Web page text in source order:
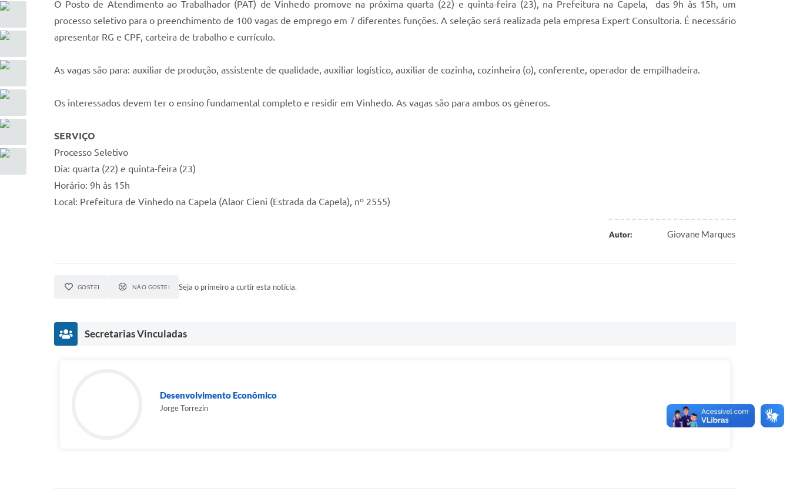
O Posto de Atendimento ao Trabalhador (PAT) de Vinhedo promove na próxima quarta (22) e quinta-feira (23), na Prefeitura na Capela, das 9h às 15h, um
processo seletivo para o preenchimento de 100 vagas de emprego em 7 diferentes funções. A seleção será realizada pela empresa Expert Consultoria. É necessário
apresentar RG e CPF, carteira de trabalho e currículo.
As vagas são para: auxiliar de produção, assistente de qualidade, auxiliar logístico, auxiliar de cozinha, cozinheira (o), conferente, operador de empilhadeira.
Os interessados devem ter o ensino fundamental completo e residir em Vinhedo. As vagas são para ambos os gêneros.
SERVIÇO
Processo Seletivo
Dia: quarta (22) e quinta-feira (23)
Horário: 9h às 15h
Local: Prefeitura de Vinhedo na Capela (Alaor Cieni (Estrada da Capela), nº 2555)
Autor: Giovane Marques
GOSTEI NÃO GOSTEI Seja o primeiro a curtir esta notícia.
Secretarias Vinculadas
Desenvolvimento Econômico
Jorge Torrezin